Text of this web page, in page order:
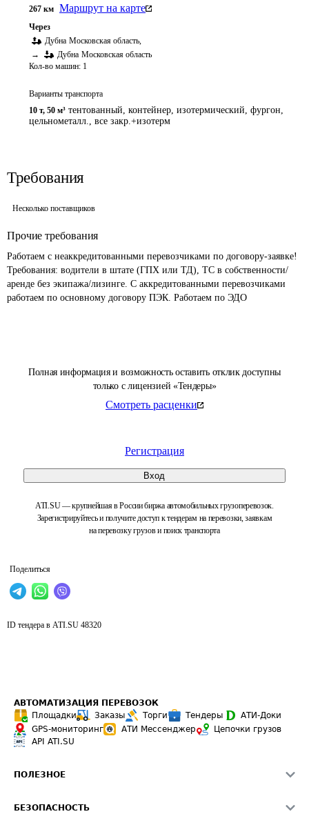
Полная информация и возможность оставить отклик доступны
только с лицензией «Тендеры»
Смотреть расценки
Регистрация
Вход
ATI.SU — крупнейшая в России биржа автомобильных грузоперевозок.
Зарегистрируйтесь и получите доступ к тендерам на перевозки, заявкам
на перевозку грузов и поиск транспорта
Поделиться
267 км Маршрут на карте
Через
Дубна Московская область,
→
Дубна Московская область
Кол-во машин: 1
Варианты транспорта
10 т, 50 м³ тентованный, контейнер, изотермический, фургон,
цельнометалл., все закр.+изотерм
Требования
Несколько поставщиков
Прочие требования
Работаем с неаккредитованными перевозчиками по договору-заявке!
Требования: водители в штате (ГПХ или ТД), ТС в собственности/
аренде без экипажа/лизинге. С аккредитованными перевозчиками
работаем по основному договору ПЭК. Работаем по ЭДО
ID тендера в ATI.SU 48320
АВТОМАТИЗАЦИЯ ПЕРЕВОЗОК
Площадки
Заказы Торги Тендеры
АТИ-Доки
GPS-мониторинг
АТИ Мессенджер
Цепочки грузов
API ATI.SU
ПОЛЕЗНОЕ
БЕЗОПАСНОСТЬ